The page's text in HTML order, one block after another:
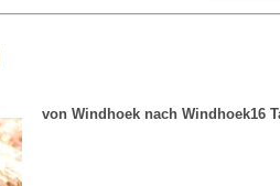
von Windhoek nach Windhoek16